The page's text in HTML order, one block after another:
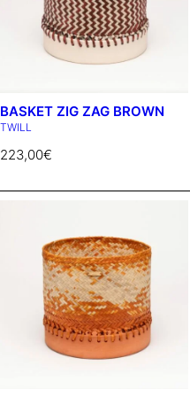
BASKET ZIG ZAG BROWN
TWILL
223,00€